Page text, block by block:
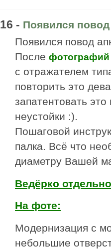
16 - Появился повод
Появился повод
После фотографий
с отражателем
повторить это
запатентовать
неустойки :).
Пошаговой
палка. Всё что
диаметру Вашей
Ведёрко
На фоте:
Модернизация с
небольшие